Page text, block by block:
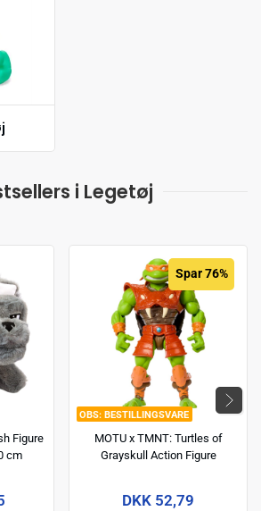
i Legetøj
Figure
cm
BESTILLINGSVARE
Spar 76%
MOTU x TMNT: Turtles of
Grayskull Action Figure
DKK 52,79